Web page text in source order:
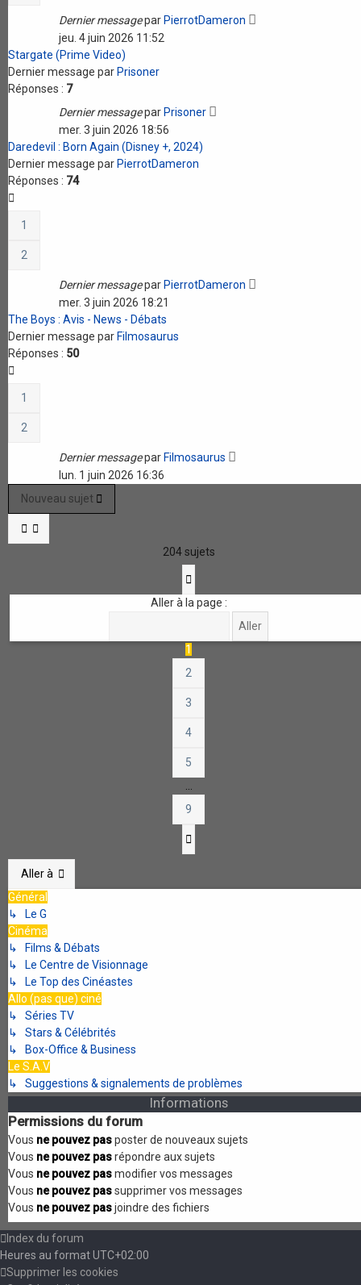
Dernier messageparPierrotDameron
jeu. 4 juin 2026 11:52
Stargate (Prime Video)
Dernier message parPrisoner
Réponses : 7
Dernier messageparPrisoner
mer. 3 juin 2026 18:56
Daredevil : Born Again (Disney +, 2024)
Dernier message parPierrotDameron
Réponses : 74
1
2
Dernier messageparPierrotDameron
mer. 3 juin 2026 18:21
The Boys : Avis - News - Débats
Dernier message parFilmosaurus
Réponses : 50
1
2
Dernier messageparFilmosaurus
lun. 1 juin 2026 16:36
Nouveau sujet
204 sujets
Aller à la page :
1
2
3
4
5
9
Aller à
Général
↳ Le G
Cinéma
↳ Films & Débats
↳ Le Centre de Visionnage
↳ Le Top des Cinéastes
Allo (pas que) ciné
↳ Séries TV
↳ Stars & Célébrités
↳ Box-Office & Business
Le S.A.V
↳ Suggestions & signalements de problèmes
Informations
Permissions du forum
Vous ne pouvez pasposter de nouveaux sujets
Vous ne pouvez pasrépondre aux sujets
Vous ne pouvez pasmodifier vos messages
Vous ne pouvez passupprimer vos messages
Vous ne pouvez pasjoindre des fichiers
Index du forum
Heures au formatUTC+02:00
Supprimer les cookies